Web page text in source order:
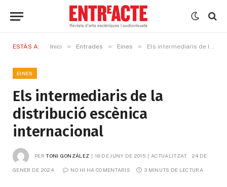
ESTÀS A: Inici » Entrades » Eines » Els intermediaris de la distribució escènica internacional
EINES
Els intermediaris de la
distribució escènica
internacional
PER TONI GONZÁLEZ 18 DE JUNY DE 2015 ACTUALITZAT: 24 DE
GENER DE 2024 NO HI HA COMENTARIS 3 MINUTS DE LECTURA